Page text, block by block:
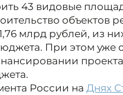
43 видовые
объектов
млрд рублей, из
При этом уже
России на Днях